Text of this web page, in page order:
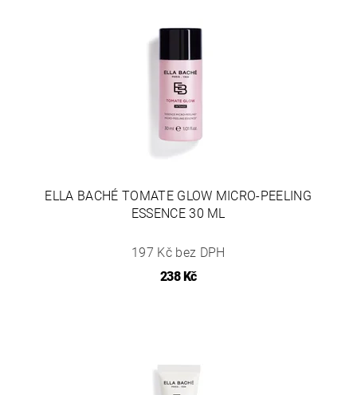
ELLA BACHÉ TOMATE GLOW MICRO-PEELING
ESSENCE 30 ML
197 Kč bez DPH
238 Kč